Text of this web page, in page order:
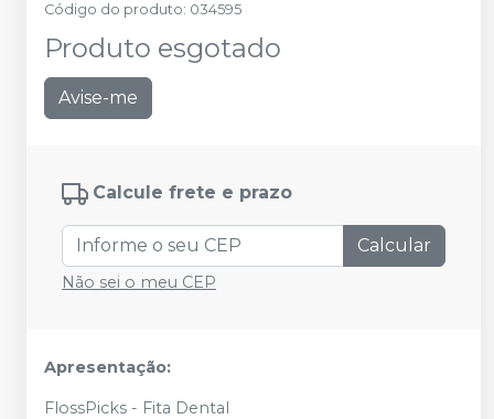
Código do produto: 034595
Produto esgotado
Avise-me
Calcule frete e prazo
Calcular
Não sei o meu CEP
Apresentação:
FlossPicks - Fita Dental